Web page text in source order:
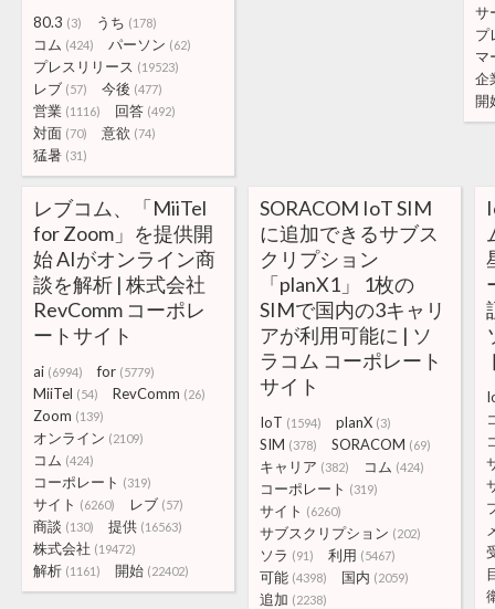
80.3 (3) うち (178)
コム (424) パーソン (62)
プレスリリース (19523)
レブ (57) 今後 (477)
営業 (1116) 回答 (492)
対面 (70) 意欲 (74)
猛暑 (31)
サ
プ
マ
企
開
レブコム、「MiiTel
for Zoom」を提供開
始 AIがオンライン商
談を解析 | 株式会社
RevComm コーポレ
ートサイト
ai (6994) for (5779)
MiiTel (54) RevComm (26)
Zoom (139)
オンライン (2109)
コム (424)
コーポレート (319)
サイト (6260) レブ (57)
商談 (130) 提供 (16563)
株式会社 (19472)
解析 (1161) 開始 (22402)
SORACOM IoT SIM
に追加できるサブス
クリプション
「planX1」 1枚の
SIMで国内の3キャリ
アが利用可能に | ソ
ラコム コーポレート
サイト
IoT (1594) planX (3)
SIM (378) SORACOM (69)
キャリア (382) コム (424)
コーポレート (319)
サイト (6260)
サブスクリプション (202)
ソラ (91) 利用 (5467)
可能 (4398) 国内 (2059)
追加 (2238)